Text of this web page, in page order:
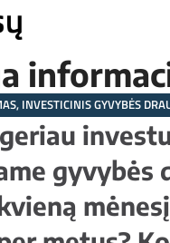
, INVESTICINIS GYVYBĖS
gyvybės